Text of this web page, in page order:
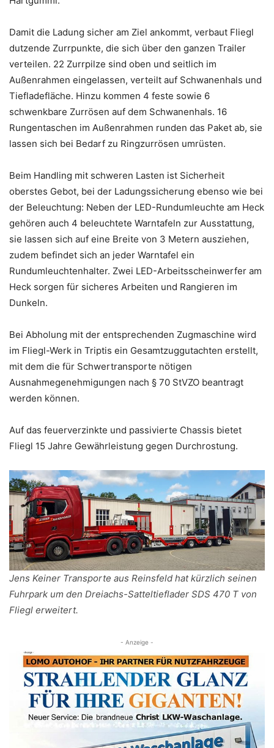
Damit die Ladung sicher am Ziel ankommt, verbaut Fliegl
dutzende Zurrpunkte, die sich über den ganzen Trailer
verteilen. 22 Zurrpilze sind oben und seitlich im
Außenrahmen eingelassen, verteilt auf Schwanenhals und
Tiefladefläche. Hinzu kommen 4 feste sowie 6
schwenkbare Zurrösen auf dem Schwanenhals. 16
Rungentaschen im Außenrahmen runden das Paket ab, sie
lassen sich bei Bedarf zu Ringzurrösen umrüsten.
Beim Handling mit schweren Lasten ist Sicherheit
oberstes Gebot, bei der Ladungssicherung ebenso wie bei
der Beleuchtung: Neben der LED-Rundumleuchte am Heck
gehören auch 4 beleuchtete Warntafeln zur Ausstattung,
sie lassen sich auf eine Breite von 3 Metern ausziehen,
zudem befindet sich an jeder Warntafel ein
Rundumleuchtenhalter. Zwei LED-Arbeitsscheinwerfer am
Heck sorgen für sicheres Arbeiten und Rangieren im
Dunkeln.
Bei Abholung mit der entsprechenden Zugmaschine wird
im Fliegl-Werk in Triptis ein Gesamtzuggutachten erstellt,
mit dem die für Schwertransporte nötigen
Ausnahmegenehmigungen nach § 70 StVZO beantragt
werden können.
Auf das feuerverzinkte und passivierte Chassis bietet
Fliegl 15 Jahre Gewährleistung gegen Durchrostung.
Jens Keiner Transporte aus Reinsfeld hat kürzlich seinen
Fuhrpark um den Dreiachs-Satteltieflader SDS 470 T von
Fliegl erweitert.
- Anzeige -